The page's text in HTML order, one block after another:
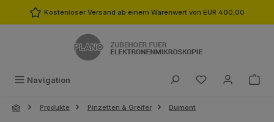
Zum Hauptinhalt springen
Kostenloser Versand ab einem Warenwert von EUR 400,00
Navigation Du hast 0
Produkte Pinzetten & Greifer Dumont